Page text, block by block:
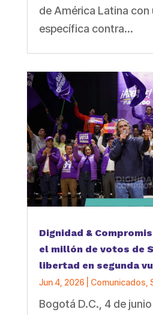
de América Latina con
específica contra...
Dignidad &
el millón de votos de
libertad en segunda
Jun 4, 2026 Comunicados
Bogotá D.C., 4 de